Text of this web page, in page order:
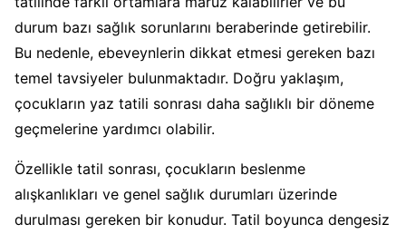
durum bazı sağlık sorunlarını beraberinde getirebilir.
Bu nedenle, ebeveynlerin dikkat etmesi gereken bazı
temel tavsiyeler bulunmaktadır. Doğru yaklaşım,
çocukların yaz tatili sonrası daha sağlıklı bir döneme
geçmelerine yardımcı olabilir.
Özellikle tatil sonrası, çocukların beslenme
alışkanlıkları ve genel sağlık durumları üzerinde
durulması gereken bir konudur. Tatil boyunca dengesiz